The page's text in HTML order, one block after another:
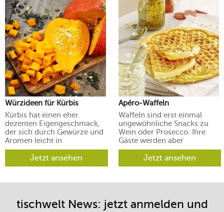
Würzideen für Kürbis
Kürbis hat einen eher
dezenten Eigengeschmack,
der sich durch Gewürze und
Aromen leicht in
verschiedene Richtungen
lenken lässt.Jetzt ansehen
Apéro-Waffeln
Waffeln sind erst einmal
ungewöhnliche Snacks zu
Wein oder Prosecco. Ihre
Gäste werden aber
begeistert sein.
Jetzt ansehen
tischwelt News: jetzt anmelden und